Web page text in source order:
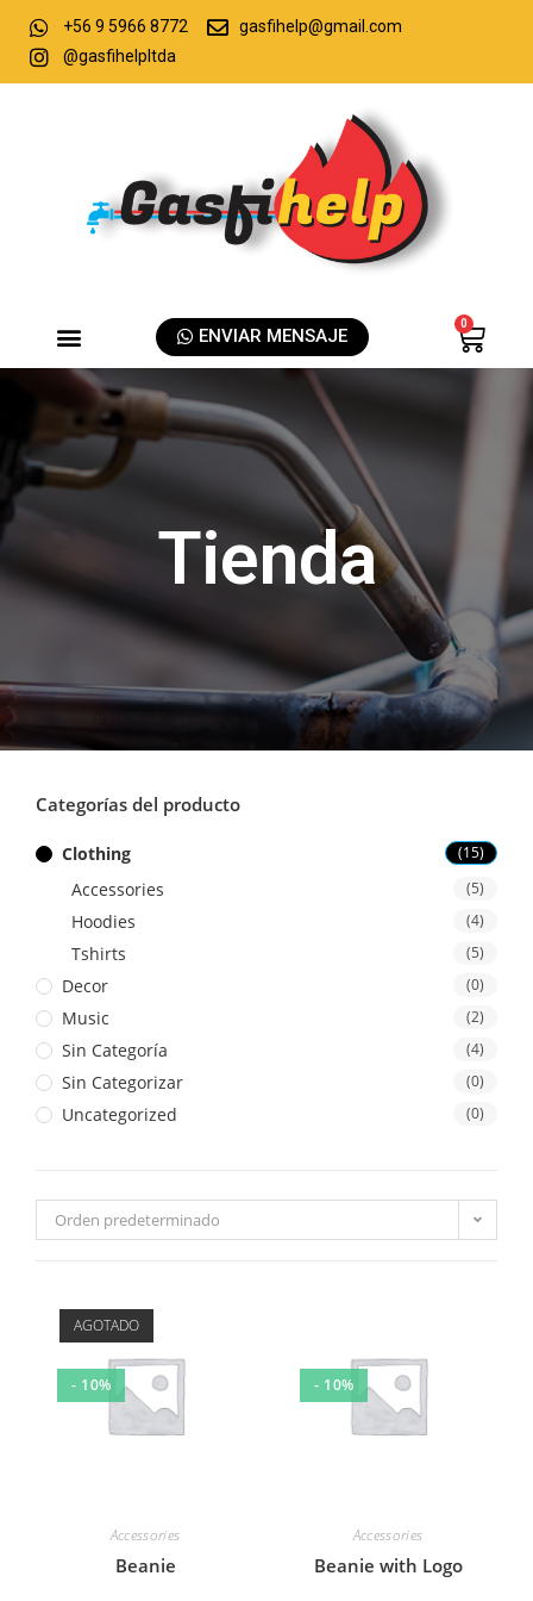
+56 9 5966 8772
gasfihelp@gmail.com
@gasfihelpltda
ENVIAR MENSAJE
0
Tienda
Categorías del producto
Clothing (15)
Accessories (5)
Hoodies (4)
Tshirts (5)
Decor (0)
Music (2)
Sin Categoría (4)
Sin Categorizar (0)
Uncategorized (0)
Orden predeterminado
AGOTADO
- 10%
Accessories
Beanie
- 10%
Accessories
Beanie with Logo